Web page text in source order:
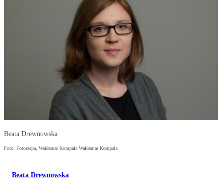
Beata Drewnowska
Foto: Fotorzepa, Waldemar Kompała Waldemar Kompała
Beata Drewnowska